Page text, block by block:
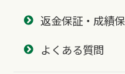
返金保証・成績
よくある質問